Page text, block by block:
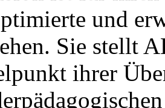
und
Sie stellt
ihrer